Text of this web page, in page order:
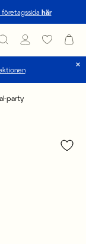
företagssida här
party